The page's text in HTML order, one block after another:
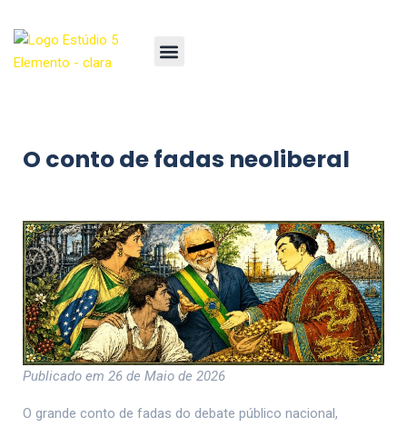
O conto de fadas neoliberal
Publicado em 26 de Maio de 2026
O grande conto de fadas do debate público nacional,